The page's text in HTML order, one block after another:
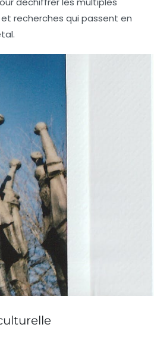
recherches qui passent en
.